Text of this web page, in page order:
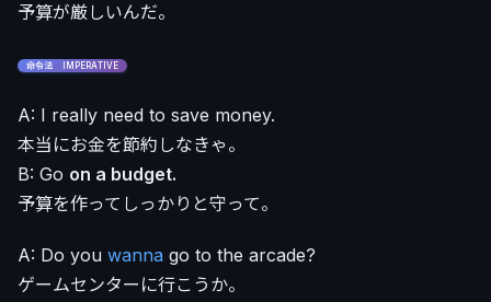
予算が厳しいんだ。
命令法 IMPERATIVE
A: I really need to save money.
本当にお金を節約しなきゃ。
B: Go on a budget.
予算を作ってしっかりと守って。
A: Do you wanna go to the arcade?
ゲームセンターに行こうか。